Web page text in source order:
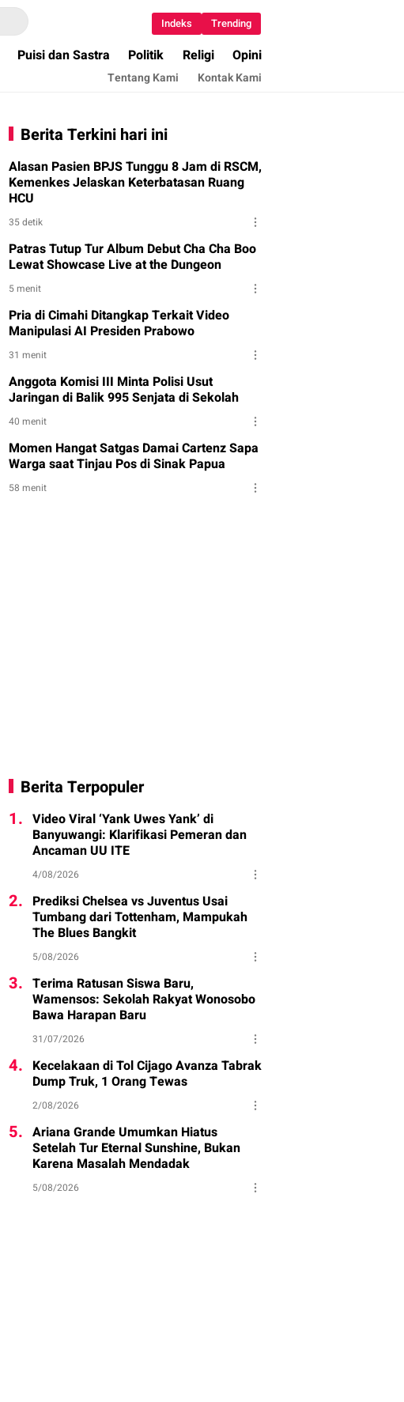
Indeks Trending
Puisi dan Sastra Politik Religi Opini
Tentang Kami Kontak Kami
Berita Terkini hari ini
Alasan Pasien BPJS Tunggu 8 Jam di RSCM,
Kemenkes Jelaskan Keterbatasan Ruang
HCU
35 detik
Patras Tutup Tur Album Debut Cha Cha Boo
Lewat Showcase Live at the Dungeon
5 menit
Pria di Cimahi Ditangkap Terkait Video
Manipulasi AI Presiden Prabowo
31 menit
Anggota Komisi III Minta Polisi Usut
Jaringan di Balik 995 Senjata di Sekolah
40 menit
Momen Hangat Satgas Damai Cartenz Sapa
Warga saat Tinjau Pos di Sinak Papua
58 menit
Berita Terpopuler
1. Video Viral ‘Yank Uwes Yank’ di
Banyuwangi: Klarifikasi Pemeran dan
Ancaman UU ITE
4/08/2026
2. Prediksi Chelsea vs Juventus Usai
Tumbang dari Tottenham, Mampukah
The Blues Bangkit
5/08/2026
3. Terima Ratusan Siswa Baru,
Wamensos: Sekolah Rakyat Wonosobo
Bawa Harapan Baru
31/07/2026
4. Kecelakaan di Tol Cijago Avanza Tabrak
Dump Truk, 1 Orang Tewas
2/08/2026
5. Ariana Grande Umumkan Hiatus
Setelah Tur Eternal Sunshine, Bukan
Karena Masalah Mendadak
5/08/2026